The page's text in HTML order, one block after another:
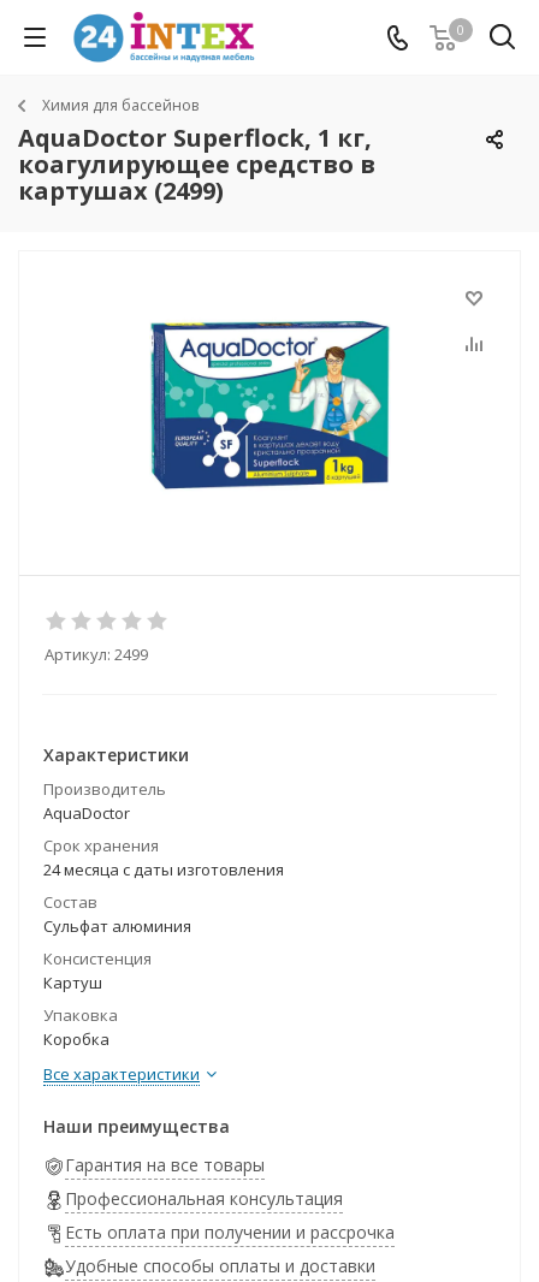
0
Химия для бассейнов
AquaDoctor Superflock, 1 кг,
коагулирующее средство в
картушах (2499)
Артикул: 2499
Характеристики
Производитель
AquaDoctor
Срок хранения
24 месяца с даты изготовления
Состав
Сульфат алюминия
Консистенция
Картуш
Упаковка
Коробка
Все характеристики
Наши преимущества
Гарантия на все товары
Профессиональная консультация
Есть оплата при получении и рассрочка
Удобные способы оплаты и доставки